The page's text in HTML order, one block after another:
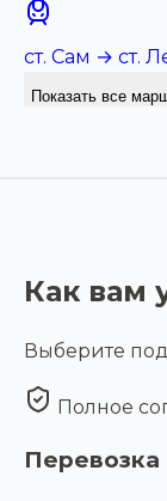
ст. Сам → ст.
Показать все
Как вам
Выберите
Полное